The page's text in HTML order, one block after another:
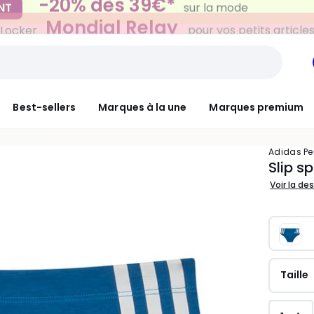
Mondial Relay pour vos petits articles
Best-sellers Marques à la une Marques premium
adidas
Slip
Voir la
Taille